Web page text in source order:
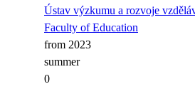
Ústav výzkumu a rozvoje
Faculty of Education
from 2023
summer
0